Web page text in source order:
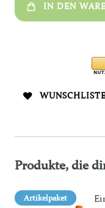
IN DEN
WUNSCHLISTE
Produkte, die
Artikelpaket